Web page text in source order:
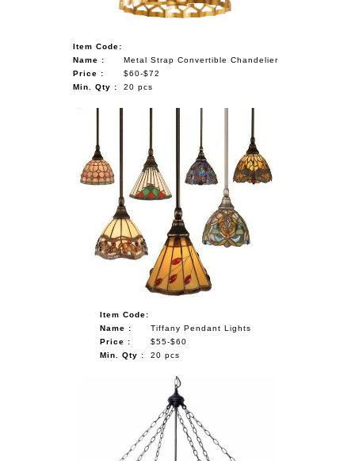
Item Code:
Name :
Metal Strap Convertible Chandelier
Price :
$60-$72
Min. Qty :
20 pcs
Item Code:
Name :
Tiffany Pendant Lights
Price :
$55-$60
Min. Qty :
20 pcs